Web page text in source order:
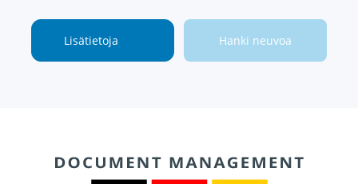
Lisätietoja Hanki neuvoa